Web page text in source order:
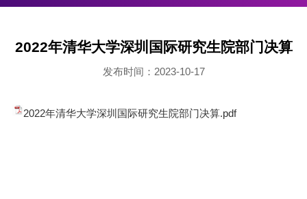
2022年清华大学深圳国际研究生院部门决算
发布时间：2023-10-17
2022年清华大学深圳国际研究生院部门决算.pdf